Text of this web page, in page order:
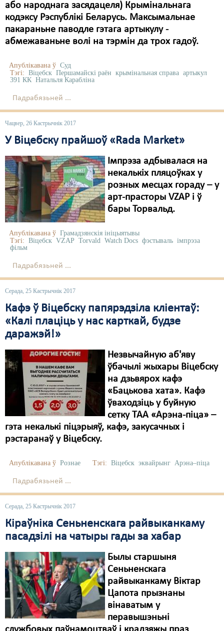
або народнага засядацеля) Крымінальнага
кодэксу Рэспублікі Беларусь. Максымальнае
пакараньне паводле гэтага артыкулу -
абмежаваньне волі на тэрмін да трох гадоў.
Апублікавана ў Суд
Тэгі: Віцебск Першамайскі раён крымінальная справа артыкул
391 КК Натальля Карабліна
Падрабязьней ...
Чацвер, 26 Кастрычнік 2017
У Віцебску прайшоў «Rada Market»
Імпрэза адбывалася на
некалькіх пляцоўках у
розных месцах гораду – у
арт-прасторы VZAP і ў
бары Торвальд.
Апублікавана ў Грамадзянскія ініцыятывы
Тэгі: Віцебск VZAP Torvald Watch Docs фэстываль імпрэза
фільм
Падрабязьней ...
Серада, 25 Кастрычнік 2017
Кафэ ў Віцебску папярэдзіла кліентаў:
«Калі плаціць у нас карткай, будзе
даражэй!»
Незвычайную аб'яву
ўбачылі жыхары Віцебску
на дзьвярох кафэ
«Бацькова хата». Кафэ
ўваходзіць у буйную
сетку ТАА «Арэна-піца» –
гэта некалькі піцэрыяў, кафэ, закусачных і
рэстаранаў у Віцебску.
Апублікавана ў Рознае Тэгі: Віцебск эквайрынг Арэна–піца
Падрабязьней ...
Серада, 25 Кастрычнік 2017
Кіраўніка Сеньненскага райвыканкаму
пасадзілі на чатыры гады за хабар
Былы старшыня
Сеньненскага
райвыканкаму Віктар
Цапота прызнаны
вінаватым у
перавышэньні